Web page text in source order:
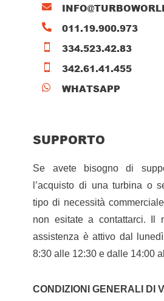

 011.19.900.973
 334.523.42.83
 342.61.41.455
 WHATSAPP
SUPPORTO
Se avete bisogno di
l’acquisto di una turbina o
tipo di necessità
non esitate a contattarci. Il
assistenza è attivo dal
8:30 alle 12:30 e dalle 14:00
CONDIZIONI GENERALI DI